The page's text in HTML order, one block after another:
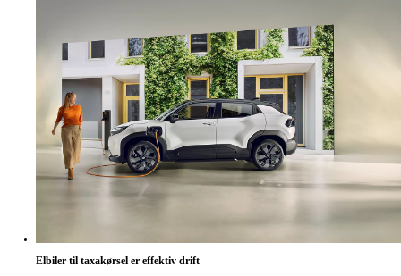
Elbiler til taxakørsel er effektiv drift